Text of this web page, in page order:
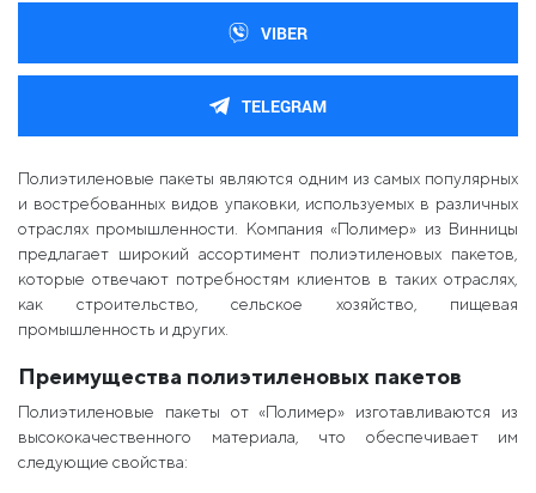
VIBER
TELEGRAM
Полиэтиленовые пакеты являются одним из самых популярных
и востребованных видов упаковки, используемых в различных
отраслях промышленности. Компания «Полимер» из Винницы
предлагает широкий ассортимент полиэтиленовых пакетов,
которые отвечают потребностям клиентов в таких отраслях,
как строительство, сельское хозяйство, пищевая
промышленность и других.
Преимущества полиэтиленовых пакетов
Полиэтиленовые пакеты от «Полимер» изготавливаются из
высококачественного материала, что обеспечивает им
следующие свойства: